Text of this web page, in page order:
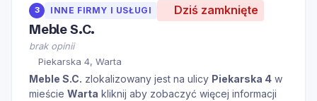
3 INNE FIRMY I USŁUGI Dziś zamknięte
Meble S.C.
brak opinii
Piekarska 4, Warta
Meble S.C. zlokalizowany jest na ulicy Piekarska 4 w
mieście Warta kliknij aby zobaczyć więcej informacji